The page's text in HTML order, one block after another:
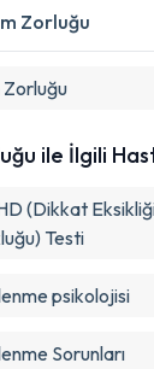
ve kişisel
kabul
Zorluğu
Zorluğu
ile İlgili
(Dikkat
Testi
psikolojisi
Sorunları